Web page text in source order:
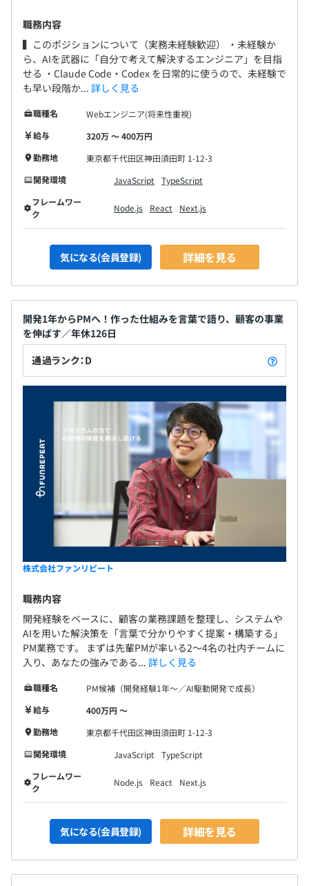
職務内容
▍このポジションについて（実務未経験歓迎） ・未経験か
ら、AIを武器に「自分で考えて解決するエンジニア」を目指
せる ・Claude Code・Codex を日常的に使うので、未経験で
も早い段階か... 詳しく見る
職種名
Webエンジニア(将来性重視)
給与
320万 〜 400万円
勤務地
東京都千代田区神田須田町 1-12-3
開発環境
JavaScript
TypeScript
フレームワー
ク
Node.js React Next.js
気になる(会員登録) 詳細を見る
開発1年からPMへ！作った仕組みを言葉で語り、顧客の事業
を伸ばす／年休126日
通過ランク：D
株式会社ファンリピート
職務内容
開発経験をベースに、顧客の業務課題を整理し、システムや
AIを用いた解決策を「言葉で分かりやすく提案・構築する」
PM業務です。 まずは先輩PMが率いる2〜4名の社内チームに
入り、あなたの強みである... 詳しく見る
職種名
PM候補（開発経験1年〜／AI駆動開発で成長）
給与
400万円 〜
勤務地
東京都千代田区神田須田町 1-12-3
開発環境
JavaScript
TypeScript
フレームワー
ク
Node.js React Next.js
気になる(会員登録) 詳細を見る